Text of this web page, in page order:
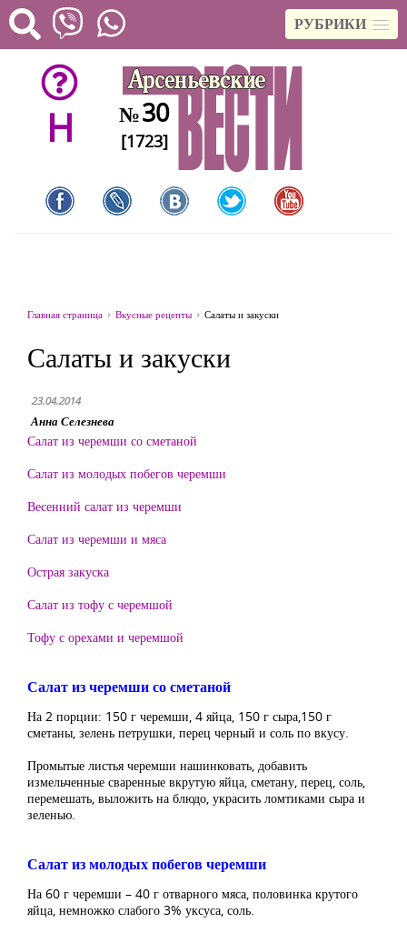
РУБРИКИ
H №30
[1723]
Главная страница Вкусные рецепты Салаты и закуски
Салаты и закуски
23.04.2014
Анна Селезнева
Салат из черемши со сметаной
Салат из молодых побегов черемши
Весенний салат из черемши
Салат из черемши и мяса
Острая закуска
Салат из тофу с черемшой
Тофу с орехами и черемшой
Салат из черемши со сметаной
На 2 порции: 150 г черемши, 4 яйца, 150 г сыра,150 г
сметаны, зелень петрушки, перец черный и соль по вкусу.
Промытые листья черемши нашинковать, добавить
измельченные сваренные вкрутую яйца, сметану, перец, соль,
перемешать, выложить на блюдо, украсить ломтиками сыра и
зеленью.
Салат из молодых побегов черемши
На 60 г черемши – 40 г отварного мяса, половинка крутого
яйца, немножко слабого 3% уксуса, соль.